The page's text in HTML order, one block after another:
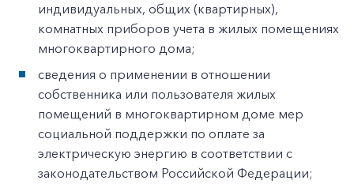
индивидуальных, общих (квартирных),
комнатных приборов учета в жилых помещениях
многоквартирного дома;
сведения о применении в отношении
собственника или пользователя жилых
помещений в многоквартирном доме мер
социальной поддержки по оплате за
электрическую энергию в соответствии с
законодательством Российской Федерации;